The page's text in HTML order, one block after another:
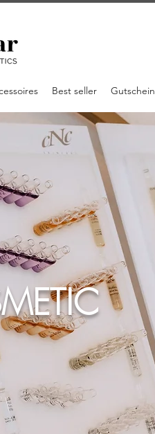
Best seller Gutschein